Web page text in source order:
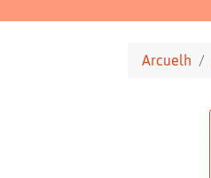
Arcuelh